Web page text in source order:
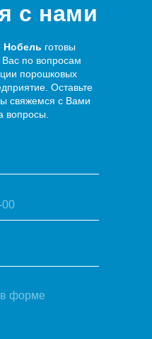
Нобель готовы
Вас по вопросам
порошковых
Оставьте
свяжемся с Вами
вопросы.
с нами